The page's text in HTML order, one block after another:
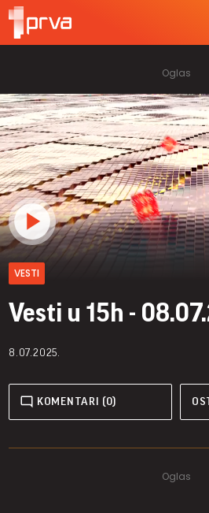
VESTI
Vesti u 15h -
8.07.2025.
KOMENTARI (0)